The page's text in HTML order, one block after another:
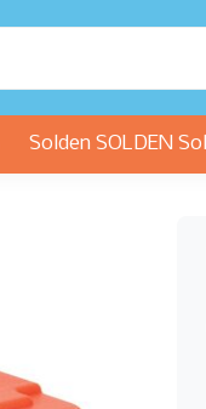
Solden SOLDEN